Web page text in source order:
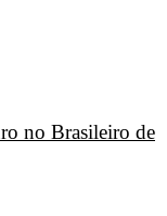
no Brasileiro de